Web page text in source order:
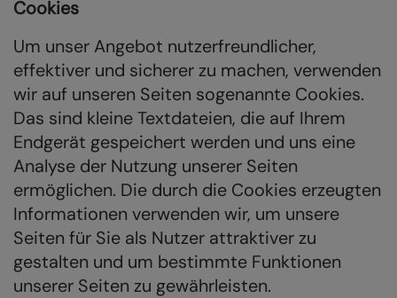
Cookies
Um unser Angebot nutzerfreundlicher,
effektiver und sicherer zu machen, verwenden
wir auf unseren Seiten sogenannte Cookies.
Das sind kleine Textdateien, die auf Ihrem
Endgerät gespeichert werden und uns eine
Analyse der Nutzung unserer Seiten
ermöglichen. Die durch die Cookies erzeugten
Informationen verwenden wir, um unsere
Seiten für Sie als Nutzer attraktiver zu
gestalten und um bestimmte Funktionen
unserer Seiten zu gewährleisten.